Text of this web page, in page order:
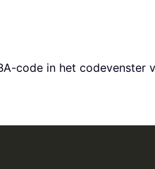
code in het codevenster